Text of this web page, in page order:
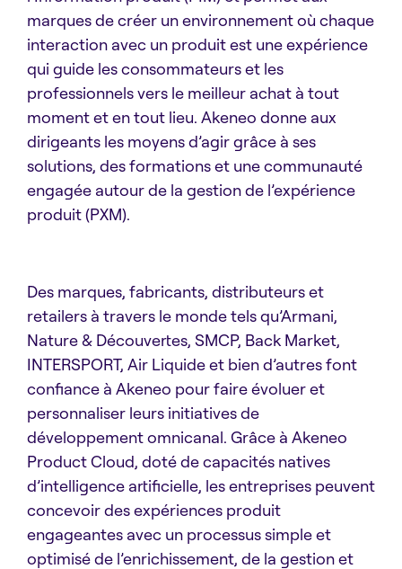
marques de créer un environnement où chaque
interaction avec un produit est une expérience
qui guide les consommateurs et les
professionnels vers le meilleur achat à tout
moment et en tout lieu. Akeneo donne aux
dirigeants les moyens d’agir grâce à ses
solutions, des formations et une communauté
engagée autour de la gestion de l’expérience
produit (PXM).
Des marques, fabricants, distributeurs et
retailers à travers le monde tels qu’Armani,
Nature & Découvertes, SMCP, Back Market,
INTERSPORT, Air Liquide et bien d’autres font
confiance à Akeneo pour faire évoluer et
personnaliser leurs initiatives de
développement omnicanal. Grâce à Akeneo
Product Cloud, doté de capacités natives
d’intelligence artificielle, les entreprises peuvent
concevoir des expériences produit
engageantes avec un processus simple et
optimisé de l’enrichissement, de la gestion et